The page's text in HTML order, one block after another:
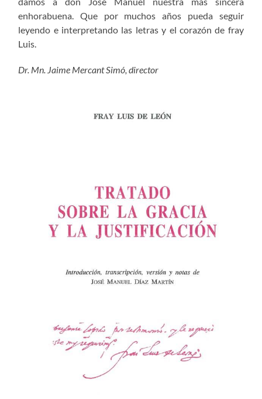
enhorabuena. Que por muchos años pueda seguir
leyendo e interpretando las letras y el corazón de fray
Luis.
Dr. Mn. Jaime Mercant Simó, director